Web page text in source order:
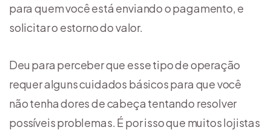
para quem você está enviando o pagamento, e
solicitar o estorno do valor.
Deu para perceber que esse tipo de operação
requer alguns cuidados básicos para que você
não tenha dores de cabeça tentando resolver
possíveis problemas. É por isso que muitos lojistas